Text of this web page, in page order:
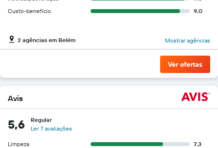
Custo-benefício
9.0
2 agências em Belém Mostrar agências
Ver ofertas
Avis
5,6
Regular
Ler 7 avaliações
Limpeza
7.3